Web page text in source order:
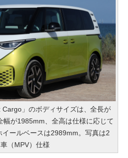
Cargo」のボディサイズは、全長が
が1985mm、全高は仕様に応じて
ールベースは2989mm。写真は2
（MPV）仕様